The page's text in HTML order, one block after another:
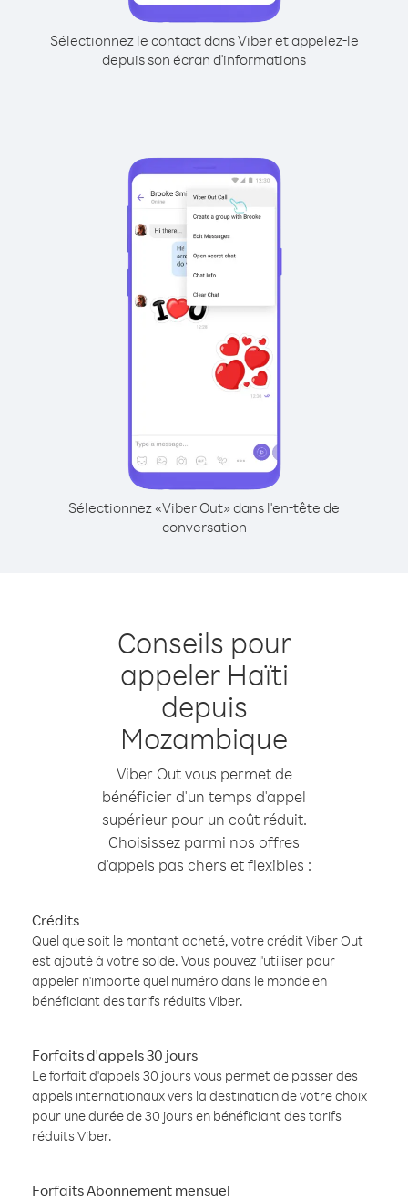
Sélectionnez le contact dans Viber et appelez-le
depuis son écran d'informations
Sélectionnez «Viber Out» dans l'en-tête de
conversation
Conseils pour
appeler Haïti
depuis
Mozambique
Viber Out vous permet de
bénéficier d'un temps d'appel
supérieur pour un coût réduit.
Choisissez parmi nos offres
d'appels pas chers et flexibles :
Crédits
Quel que soit le montant acheté, votre crédit Viber Out
est ajouté à votre solde. Vous pouvez l'utiliser pour
appeler n'importe quel numéro dans le monde en
bénéficiant des tarifs réduits Viber.
Forfaits d'appels 30 jours
Le forfait d'appels 30 jours vous permet de passer des
appels internationaux vers la destination de votre choix
pour une durée de 30 jours en bénéficiant des tarifs
réduits Viber.
Forfaits Abonnement mensuel